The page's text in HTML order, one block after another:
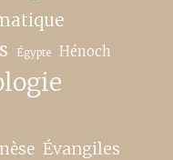
Égypte Hénoch
Évangiles